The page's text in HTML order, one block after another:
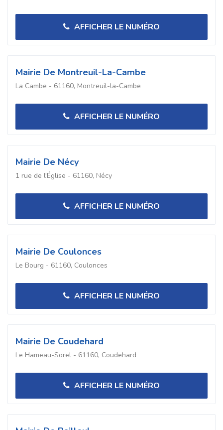
AFFICHER LE NUMÉRO
Mairie De Montreuil-La-Cambe
La Cambe - 61160, Montreuil-la-Cambe
AFFICHER LE NUMÉRO
Mairie De Nécy
1 rue de l'Église - 61160, Nécy
AFFICHER LE NUMÉRO
Mairie De Coulonces
Le Bourg - 61160, Coulonces
AFFICHER LE NUMÉRO
Mairie De Coudehard
Le Hameau-Sorel - 61160, Coudehard
AFFICHER LE NUMÉRO